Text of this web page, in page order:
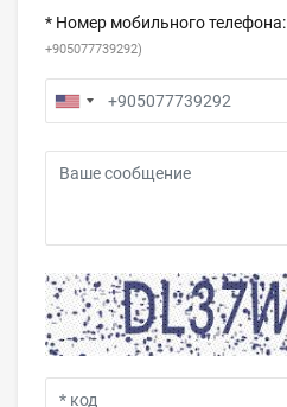
* Номер мобильного телефона:
+905077739292)